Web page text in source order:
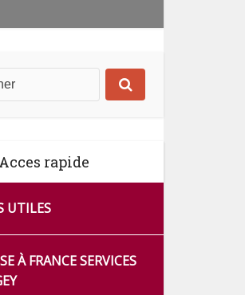
Acces rapide
UTILES
À FRANCE SERVICES